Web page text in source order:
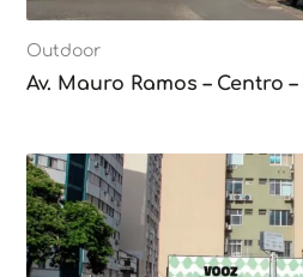
Outdoor
Av. Mauro Ramos – Centro